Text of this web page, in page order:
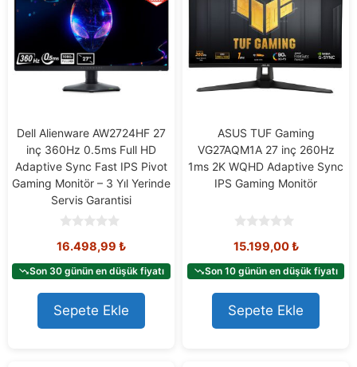
Dell Alienware AW2724HF 27
inç 360Hz 0.5ms Full HD
Adaptive Sync Fast IPS Pivot
Gaming Monitör – 3 Yıl Yerinde
Servis Garantisi
o
t
o
f
5
16.498,99 ₺
Son 30 günün en düşük fiyatı
Sepete Ekle
ASUS TUF Gaming
VG27AQM1A 27 inç 260Hz
1ms 2K WQHD Adaptive Sync
IPS Gaming Monitör
o
t
o
f
5
15.199,00₺
Son 10 günün en düşük fiyatı
Sepete Ekle